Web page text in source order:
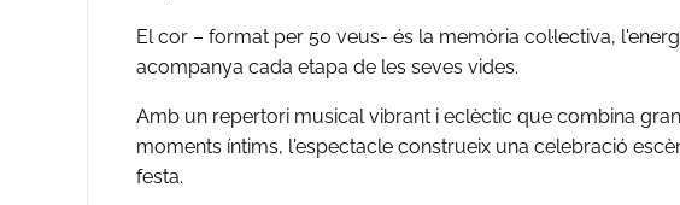
El cor – format per 50 veus- és la memòria col·lectiva,
acompanya cada etapa de les seves vides.
Amb un repertori musical vibrant i eclèctic que combina
moments íntims, l'espectacle construeix una celebració
festa.